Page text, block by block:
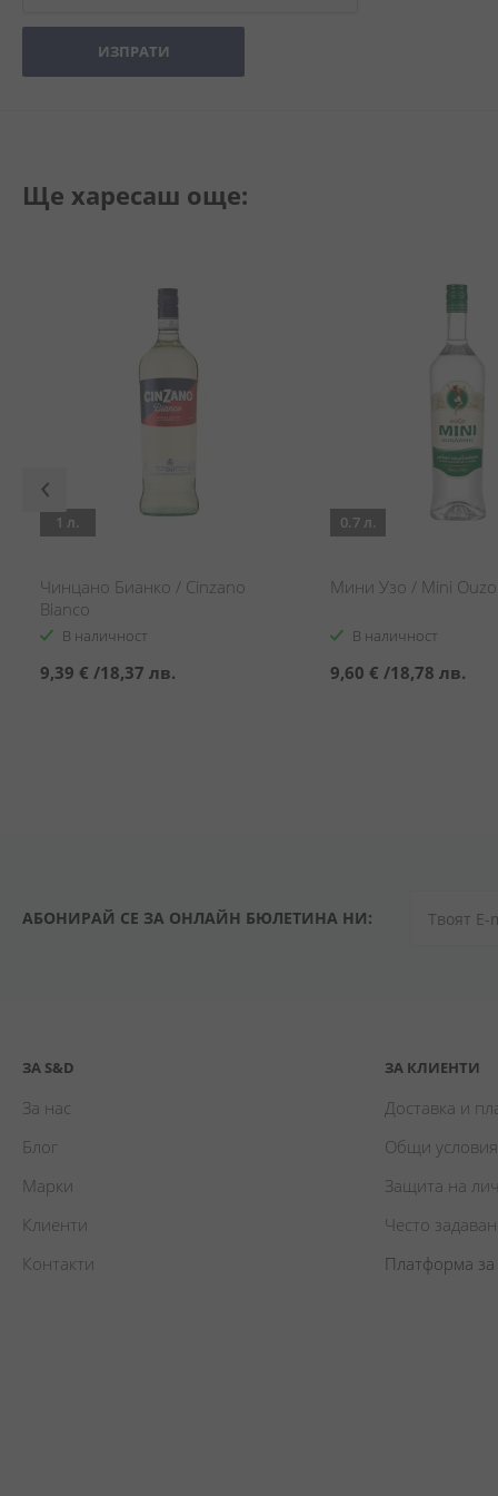
ИЗПРАТИ
Ще харесаш още:
1 л.
Чинцано Бианко / Cinzano
Bianco
В наличност
9,39 € /18,37 лв.
0.7 л.
Мини Узо / Mini Ouzo
В наличност
9,60 € /18,78 лв.
АБОНИРАЙ СЕ ЗА ОНЛАЙН БЮЛЕТИНА НИ:
ЗА S&D
За нас
Блог
Марки
Клиенти
Контакти
ЗА КЛИЕНТИ
Доставка и
Общи условия
Защита на
Често
Платформа